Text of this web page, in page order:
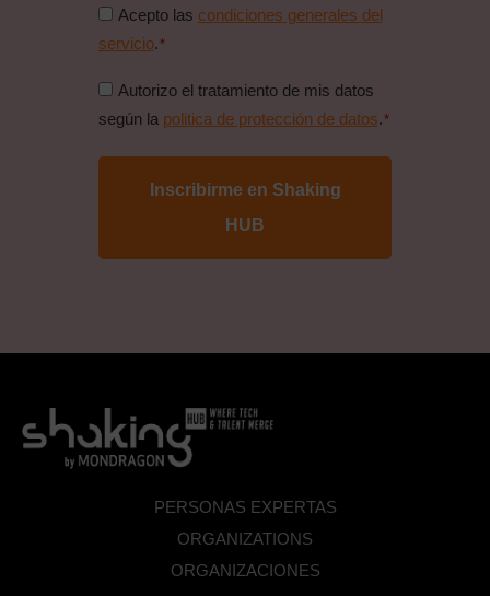
Consentimiento
condiciones
*
Acepto las condiciones generales del
servicio. *
Consentimiento
politica
*
Autorizo el tratamiento de mis datos
según la politica de protección de datos. *
PERSONAS EXPERTAS
ORGANIZATIONS
ORGANIZACIONES